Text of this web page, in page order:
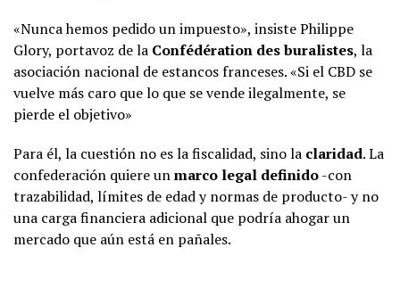
«Nunca hemos pedido un impuesto», insiste Philippe
Glory, portavoz de la Confédération des buralistes, la
asociación nacional de estancos franceses. «Si el CBD se
vuelve más caro que lo que se vende ilegalmente, se
pierde el objetivo»
Para él, la cuestión no es la fiscalidad, sino la claridad. La
confederación quiere unmarco legal definido-con
trazabilidad, límites de edad y normas de producto- y no
una carga financiera adicional que podría ahogar un
mercado que aún está en pañales.